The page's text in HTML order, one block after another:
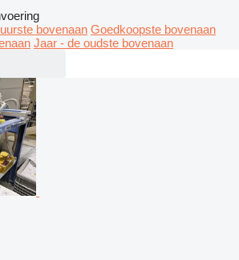
bovenaan Goedkoopste bovenaan
Jaar - de oudste bovenaan